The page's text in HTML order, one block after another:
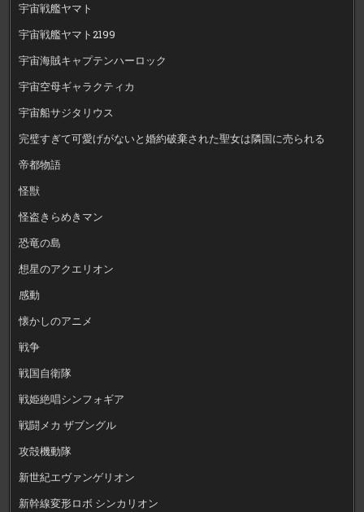
宇宙戦艦ヤマト
宇宙戦艦ヤマト2199
宇宙海賊キャプテンハーロック
宇宙空母ギャラクティカ
宇宙船サジタリウス
完璧すぎて可愛げがないと婚約破棄された聖女は隣国に売られる
帝都物語
怪獣
怪盗きらめきマン
恐竜の島
想星のアクエリオン
感動
懐かしのアニメ
戦争
戦国自衛隊
戦姫絶唱シンフォギア
戦闘メカ ザブングル
攻殻機動隊
新世紀エヴァンゲリオン
新幹線変形ロボ シンカリオン